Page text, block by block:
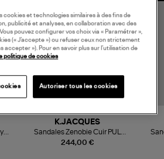
244,00 €
K.JACQUES
Sandales Zenobie Cuir PUL
Naturel
cookies et technologies similaires à des fins de
publicité et analyses, en collaboration avec des
pouvez configurer vos choix via « Paramétrer »,
(« J’accepte ») ou refuser ceux non strictement
accepter »). Pour en savoir plus sur l’utilisation de
politique de cookies
Autoriser tous les cookies